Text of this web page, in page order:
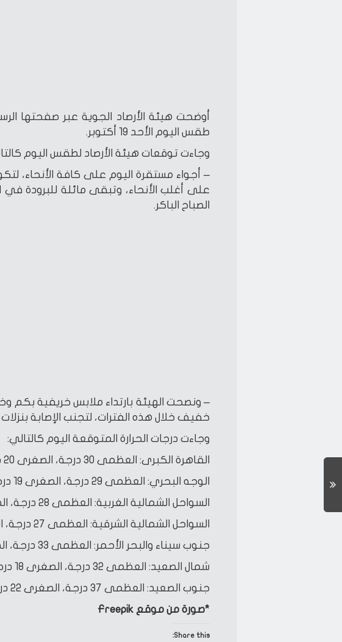
أوضحت هيئة الأرصاد الجوية عبر صفحتها
طقس اليوم الأحد 19 أكتوبر.
وجاءت توقعات هيئة الأرصاد لطقس اليوم
– أجواء مستقرة اليوم على كافة الأنحاء،
على أغلب الأنحاء، وتبقى مائلة للبرودة في
الصباح الباكر.
– ونصحت الهيئة بارتداء ملابس خريفية بكم
خفيف خلال هذه الفترات، لتجنب الإصابة بنزلات
وجاءت درجات الحرارة المتوقعة اليوم كالتالي:
القاهرة الكبرى: العظمى 30 درجة، الصغرى 20 درجة.
الوجه البحري: العظمى 29 درجة، الصغرى 19 درجة.
السواحل الشمالية الغربية: العظمى 28 درجة، الصغرى 18 درجة.
السواحل الشمالية الشرقية: العظمى 27 درجة، الصغرى 20 درجة.
جنوب سيناء والبحر الأحمر: العظمى 33 درجة، الصغرى 23 درجة.
شمال الصعيد: العظمى 32 درجة، الصغرى 18 درجة.
جنوب الصعيد: العظمى 37 درجة، الصغرى 22 درجة.
*صورة من موقع Freepik
Share this: